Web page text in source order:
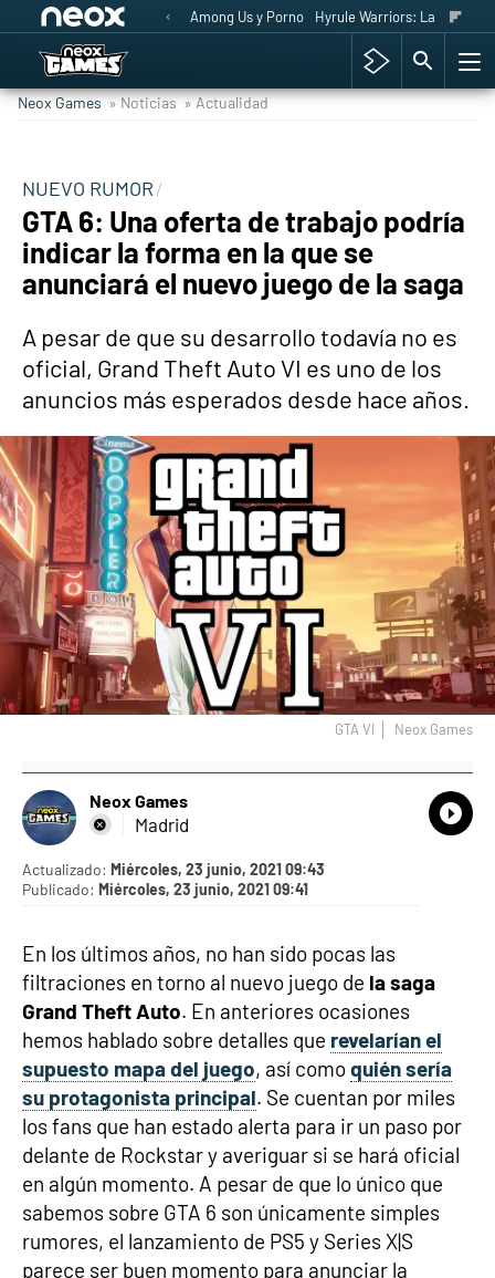
Among Us y Porno Hyrule Warriors: La Era del
Neox Games » Noticias » Actualidad
NUEVO RUMOR
GTA 6: Una oferta de trabajo podría
indicar la forma en la que se
anunciará el nuevo juego de la saga
A pesar de que su desarrollo todavía no es
oficial, Grand Theft Auto VI es uno de los
anuncios más esperados desde hace años.
GTA VI Neox Games
Neox Games
Madrid
Actualizado: Miércoles, 23 junio, 2021 09:43
Publicado: Miércoles, 23 junio, 2021 09:41
En los últimos años, no han sido pocas las
filtraciones en torno al nuevo juego de la saga
Grand Theft Auto. En anteriores ocasiones
hemos hablado sobre detalles que revelarían el
supuesto mapa del juego, así comoquién sería
su protagonista principal. Se cuentan por miles
los fans que han estado alerta para ir un paso por
delante de Rockstar y averiguar si se hará oficial
en algún momento. A pesar de que lo único que
sabemos sobre GTA 6 son únicamente simples
rumores, el lanzamiento de PS5 y Series X|S
parece ser buen momento para anunciar la